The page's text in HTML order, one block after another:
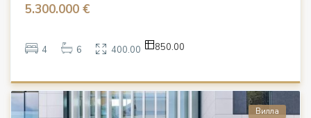
5.300.000 €
4 6 400.00 850.00
Вилла